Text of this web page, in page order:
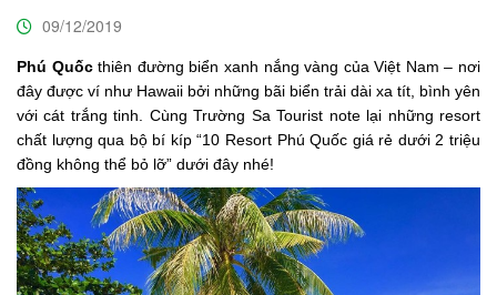
09/12/2019
Phú Quốcthiên đường biển xanh nắng vàng của Việt Nam – nơi
đây được ví như Hawaii bởi những bãi biển trải dài xa tít, bình yên
với cát trắng tinh. Cùng Trường Sa Tourist note lại những resort
chất lượng qua bộ bí kíp “10 Resort Phú Quốc giá rẻ dưới 2 triệu
đồng không thể bỏ lỡ” dưới đây nhé!